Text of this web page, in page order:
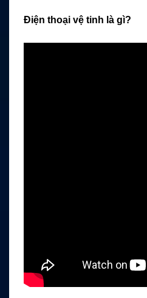
Điện thoại vệ tinh là gì?